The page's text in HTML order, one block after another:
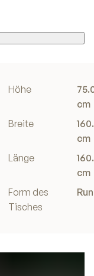
Höhe
cm
Breite
cm
Länge
cm
Form des
Tisches